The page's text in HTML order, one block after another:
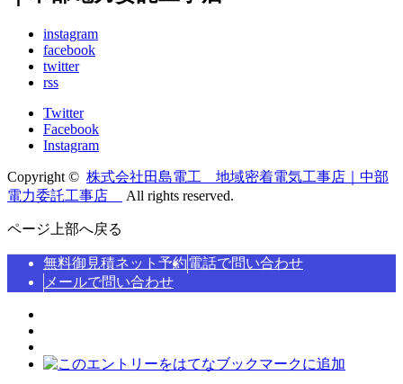
instagram
facebook
twitter
rss
Twitter
Facebook
Instagram
Copyright © 株式会社田島電工 地域密着電気工事店｜中部
電力委託工事店
All rights reserved.
ページ上部へ戻る
無料御見積ネット予約電話で問い合わせ
メールで問い合わせ